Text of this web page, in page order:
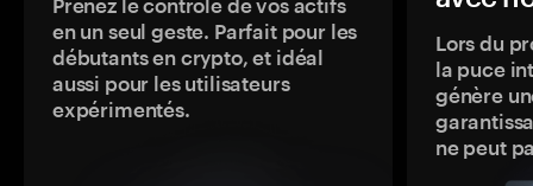
Prenez le contrôle de vos actifs
en un seul geste. Parfait pour les
débutants en crypto, et idéal
aussi pour les utilisateurs
expérimentés.
Lors du
la puce
génère
ne peut